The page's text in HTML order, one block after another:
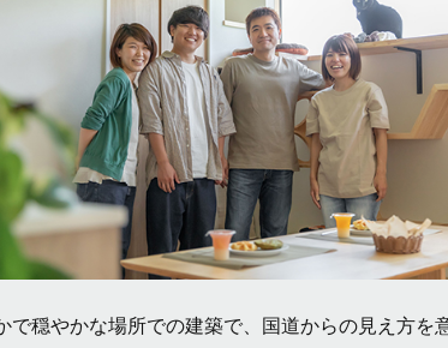
で穏やかな場所での建築で、国道からの見え方を